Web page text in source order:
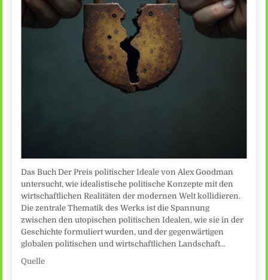
Das Buch Der Preis politischer Ideale von Alex Goodman
untersucht, wie idealistische politische Konzepte mit den
wirtschaftlichen Realitäten der modernen Welt kollidieren.
Die zentrale Thematik des Werks ist die Spannung
zwischen den utopischen politischen Idealen, wie sie in der
Geschichte formuliert wurden, und der gegenwärtigen
globalen politischen und wirtschaftlichen Landschaft…
Quelle